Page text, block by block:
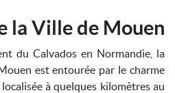
la Ville de Mouen
du Calvados en Normandie, la
est entourée par le charme
à quelques kilomètres au